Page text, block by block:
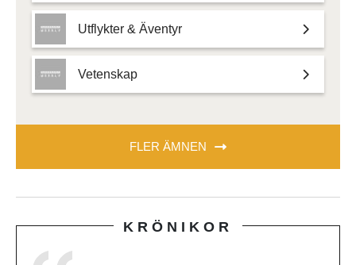
Utflykter & Äventyr
Vetenskap
FLER ÄMNEN
KRÖNIKOR